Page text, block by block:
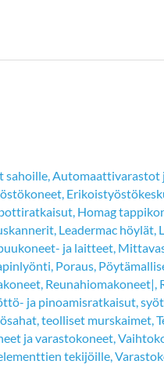
sahoille,Automaattivarastot
,
, Homag
, Leadermac höylät,
ja laitteet,
, Poraus,
, Reunahiomakoneet|,
ja pinoamisratkaisut,
,teolliset murskaimet,
ja varastokoneet,
tekijöille,